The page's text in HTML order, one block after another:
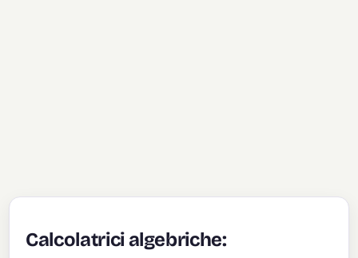
Calcolatrici algebriche: